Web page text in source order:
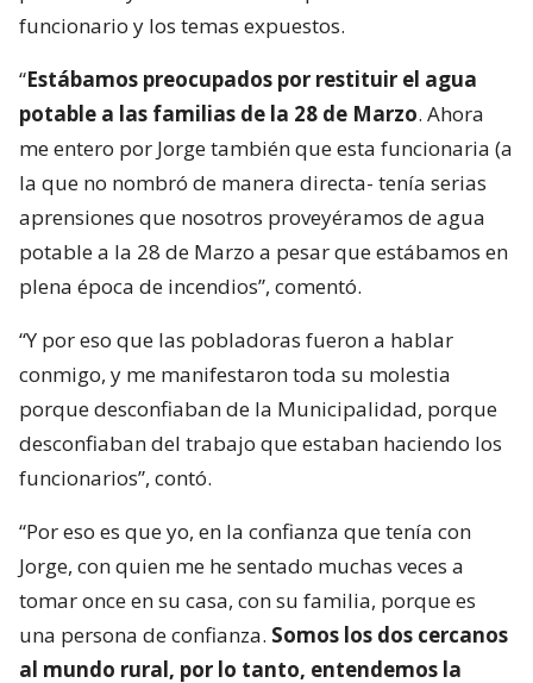
funcionario y los temas expuestos.
“Estábamos preocupados por restituir el agua
potable a las familias de la 28 de Marzo. Ahora
me entero por Jorge también que esta funcionaria (a
la que no nombró de manera directa- tenía serias
aprensiones que nosotros proveyéramos de agua
potable a la 28 de Marzo a pesar que estábamos en
plena época de incendios”, comentó.
“Y por eso que las pobladoras fueron a hablar
conmigo, y me manifestaron toda su molestia
porque desconfiaban de la Municipalidad, porque
desconfiaban del trabajo que estaban haciendo los
funcionarios”, contó.
“Por eso es que yo, en la confianza que tenía con
Jorge, con quien me he sentado muchas veces a
tomar once en su casa, con su familia, porque es
una persona de confianza. Somos los dos cercanos
al mundo rural, por lo tanto, entendemos la